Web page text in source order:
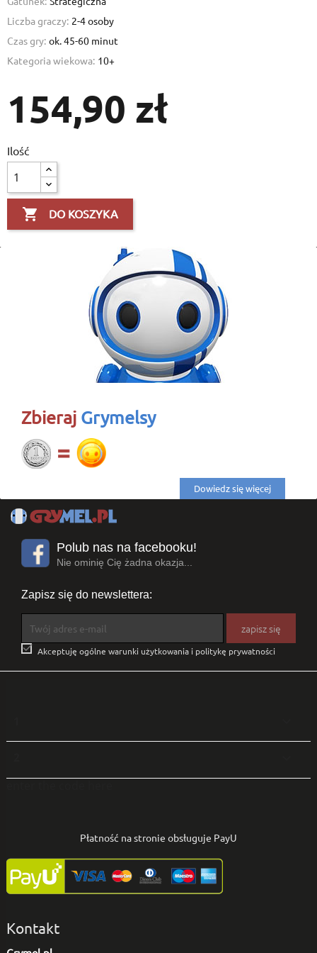
Liczba graczy: 2-4 osoby
Czas gry: ok. 45-60 minut
Kategoria wiekowa: 10+
154,90 zł
Ilość
 DO KOSZYKA
Zbieraj Grymelsy
Dowiedz się więcej
Polub nas na facebooku!
Nie ominię Cię żadna okazja...
Zapisz się do newslettera:
 Akceptuję ogólne warunki użytkowania i politykę prywatności
Płatność na stronie obsługuje PayU
Kontakt